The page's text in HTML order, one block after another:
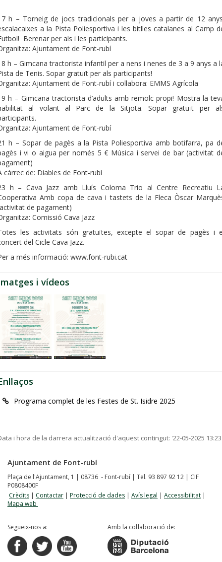
h – Torneig de jocs tradicionals per a joves a partir de 12
a la Pista Poliesportiva i les bitlles catalanes al Camp
Berenar per als i les participants.
Ajuntament de Font-rubí
h – Gimcana tractorista infantil per a nens i nenes de 3 a 9 anys a
de Tenis. Sopar gratuït per als participants!
Ajuntament de Font-rubí i col·labora: EMMS Agrícola
h – Gimcana tractorista d’adults amb remolc propi! Mostra la
al volant al Parc de la Sitjota. Sopar gratuït per
Ajuntament de Font-rubí
h – Sopar de pagès a la Pista Poliesportiva amb botifarra, pa
i vi o aigua per només 5 € Música i servei de bar (activitat
càrrec de: Diables de Font-rubí
h – Cava Jazz amb Lluís Coloma Trio al Centre Recreatiu
Amb copa de cava i tastets de la Fleca Òscar
de pagament)
Comissió Cava Jazz
les activitats són gratuïtes, excepte el sopar de pagès i
del Cicle Cava Jazz.
a més informació: www.font-rubi.cat
i vídeos
Programa complet de les Festes de St. Isidre 2025
i hora de la darrera actualització d'aquest contingut: '22-05-2025 13:23
Ajuntament de Font-rubí
Plaça de l'Ajuntament, 1 | 08736 - Font-rubí | Tel. 93 897 92 12 | CIF
P0808400F
Crèdits | Contactar | Protecció de dades | Avís legal | Accessibilitat |
Mapa web
Segueix-nos a: Amb la col·laboració de: